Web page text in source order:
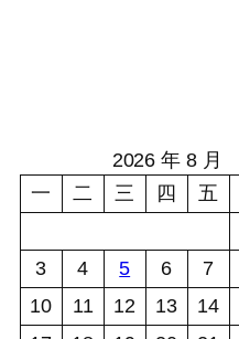
2026 年 8 月
一
二 三 四 五
3
4 5 6 7
10
11 12 13 14